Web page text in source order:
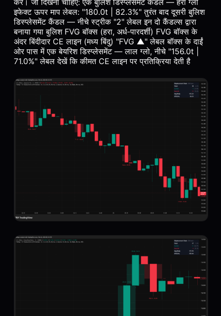
इफेक्ट ऊपर माप लेबल: "180.0t | 82.3%" तुरंत बाद दूसरी बुलिश
डिस्प्लेसमेंट कैंडल — नीचे स्ट्रीक "2" लेबल इन दो कैंडल्स द्वारा
बनाया गया बुलिश FVG बॉक्स (हरा, अर्ध-पारदर्शी) FVG बॉक्स के
अंदर बिंदीदार CE लाइन (मध्य बिंदु) "FVG ▲" लेबल बॉक्स के दाईं
ओर पास में एक बेयरिश डिस्प्लेसमेंट — लाल ग्लो, नीचे "156.0t |
71.0%" लेबल देखें कि कीमत CE लाइन पर प्रतिक्रिया देती है